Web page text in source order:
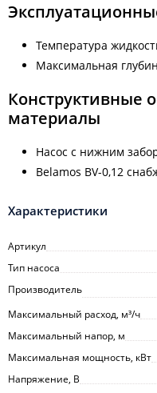
Температура
Максимальная
Конструктивные
материалы
Насос с нижним
Belamos BV-0,12
Характеристики
Артикул
Тип насоса
Производитель
Максимальный расход, м³/ч
Максимальный напор, м
Максимальная мощность, кВт
Напряжение, В